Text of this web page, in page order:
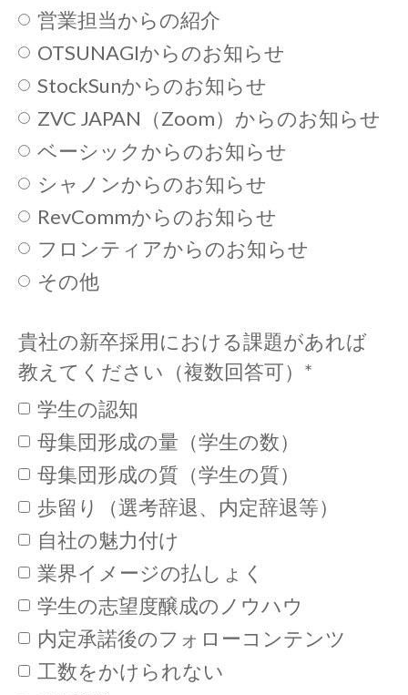
営業担当からの紹介
OTSUNAGIからのお知らせ
StockSunからのお知らせ
ZVC JAPAN（Zoom）からのお知らせ
ベーシックからのお知らせ
シャノンからのお知らせ
RevCommからのお知らせ
フロンティアからのお知らせ
その他
貴社の新卒採用における課題があれば
教えてください（複数回答可） *
学生の認知
母集団形成の量（学生の数）
母集団形成の質（学生の質）
歩留り（選考辞退、内定辞退等）
自社の魅力付け
業界イメージの払しょく
学生の志望度醸成のノウハウ
内定承諾後のフォローコンテンツ
工数をかけられない